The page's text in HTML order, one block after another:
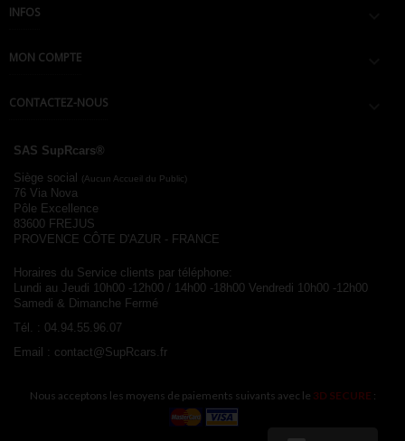
INFOS
MON COMPTE
CONTACTEZ-NOUS
SAS SupRcars®
Siège social
(Aucun Accueil du Public)
76 Via Nova
Pôle Excellence
83600 FREJUS
PROVENCE CÔTE D'AZUR - FRANCE
Horaires du Service clients par téléphone:
Lundi au Jeudi 10h00 -12h00 / 14h00 -18h00 Vendredi 10h00 -12h00
Samedi & Dimanche Fermé
Tél. : 04.94.55.96.07
Email : contact@SupRcars.fr
Nous acceptons les moyens de paiements suivants avec le 3D SECURE :